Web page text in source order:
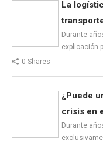
La
Durante
explicación
0 Shares
¿Puede
crisis en
Durante